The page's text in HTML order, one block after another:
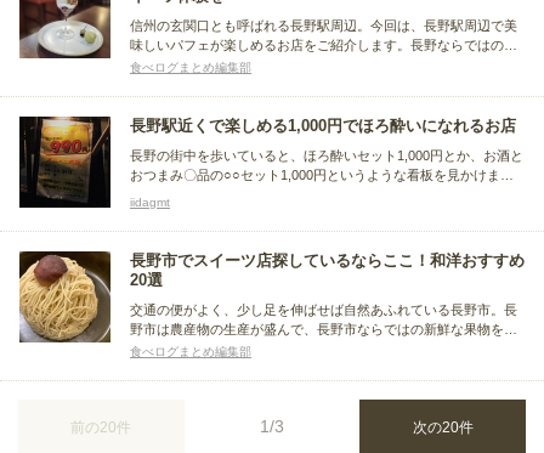
信州の玄関口とも呼ばれる長野駅周辺。今回は、長野駅周辺で美
味しいパフェが楽しめるお店をご紹介します。長野ならではの旬
のフルーツを使用したパフェや、さっぱりとした和風パフェな
食べログまとめ編集部
長野駅近くで楽しめる1,000円でほろ酔いになれるお店
長野の街中を歩いていると、ほろ酔いセット1,000円とか、お酒と
おつまみ〇品の○○セット1,000円というような看板を見かけま
アを開けていました。 いずれもそのお店らしい味があります。そ
んな12軒のお店を、長野駅に近い順から紹介します。
iidagmt
長野市でスイーツ店探しているならここ！和洋おすすめ
20選
交通の便がよく、少し足を伸ばせば自然あふれている長野市。長
野市は農産物の生産が盛んで、長野市ならではの新鮮な果物を使
ったスイーツを楽しめるお店がたくさんあります。今回は、長野
食べログまとめ編集部
前の20件 1/3 次の20件